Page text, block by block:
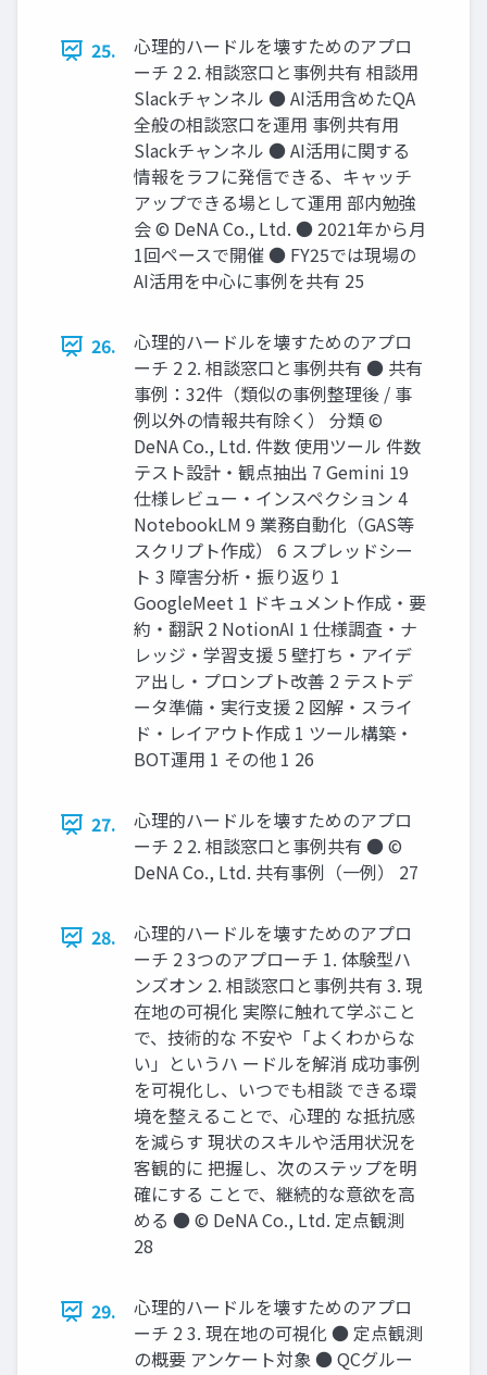
25.
心理的ハードルを壊すためのアプロ
ーチ 2 2. 相談窓口と事例共有 相談用
Slackチャンネル ● AI活用含めたQA
全般の相談窓口を運用 事例共有用
Slackチャンネル ● AI活用に関する
情報をラフに発信できる、キャッチ
アップできる場として運用 部内勉強
会 © DeNA Co., Ltd. ● 2021年から月
1回ペースで開催 ● FY25では現場の
AI活用を中心に事例を共有 25
26.
心理的ハードルを壊すためのアプロ
ーチ 2 2. 相談窓口と事例共有 ● 共有
事例：32件（類似の事例整理後 / 事
例以外の情報共有除く） 分類 ©
DeNA Co., Ltd. 件数 使用ツール 件数
テスト設計・観点抽出 7 Gemini 19
仕様レビュー・インスペクション 4
NotebookLM 9 業務自動化（GAS等
スクリプト作成） 6 スプレッドシー
ト 3 障害分析・振り返り 1
GoogleMeet 1 ドキュメント作成・要
約・翻訳 2 NotionAI 1 仕様調査・ナ
レッジ・学習支援 5 壁打ち・アイデ
ア出し・プロンプト改善 2 テストデ
ータ準備・実行支援 2 図解・スライ
ド・レイアウト作成 1 ツール構築・
BOT運用 1 その他 1 26
27.
心理的ハードルを壊すためのアプロ
ーチ 2 2. 相談窓口と事例共有 ● ©
DeNA Co., Ltd. 共有事例（一例） 27
28.
心理的ハードルを壊すためのアプロ
ーチ 2 3つのアプローチ 1. 体験型ハ
ンズオン 2. 相談窓口と事例共有 3. 現
在地の可視化 実際に触れて学ぶこと
で、技術的な 不安や「よくわからな
い」というハ ードルを解消 成功事例
を可視化し、いつでも相談 できる環
境を整えることで、心理的 な抵抗感
を減らす 現状のスキルや活用状況を
客観的に 把握し、次のステップを明
確にする ことで、継続的な意欲を高
める ● © DeNA Co., Ltd. 定点観測
28
29.
心理的ハードルを壊すためのアプロ
ーチ 2 3. 現在地の可視化 ● 定点観測
の概要 アンケート対象 ● QCグルー